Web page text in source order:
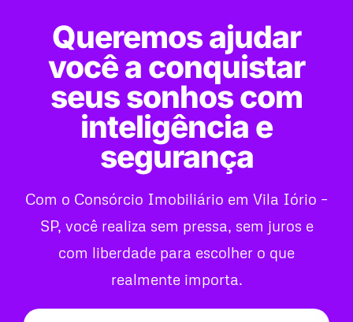
Queremos ajudar
você a conquistar
seus sonhos com
inteligência e
segurança
Com o Consórcio Imobiliário em Vila Iório –
SP, você realiza sem pressa, sem juros e
com liberdade para escolher o que
realmente importa.